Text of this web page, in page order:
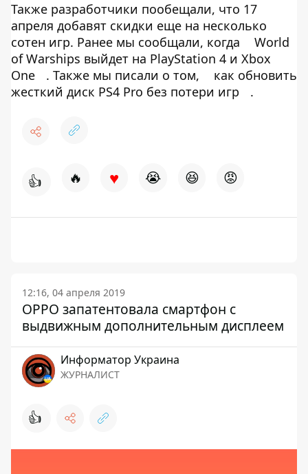
Также разработчики пообещали, что 17
апреля добавят скидки еще на несколько
сотен игр. Ранее мы сообщали, когда
World
of Warships выйдет на PlayStation 4 и Xbox
One
. Также мы писали о том,
как обновить
жесткий диск PS4 Pro без потери игр
.
👍 🔥 ♥ 😭 😆 😡
12:16, 04 апреля 2019
OPPO запатентовала смартфон с
выдвижным дополнительным дисплеем
Информатор Украина
ЖУРНАЛИСТ
👍